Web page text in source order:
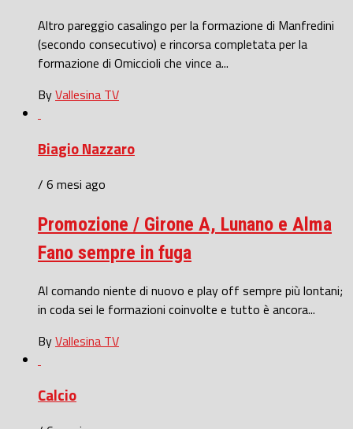
Altro pareggio casalingo per la formazione di Manfredini
(secondo consecutivo) e rincorsa completata per la
formazione di Omiccioli che vince a...
ByVallesina TV
Biagio Nazzaro
/ 6 mesi ago
Promozione / Girone A, Lunano e Alma
Fano sempre in fuga
Al comando niente di nuovo e play off sempre più lontani;
in coda sei le formazioni coinvolte e tutto è ancora...
ByVallesina TV
Calcio